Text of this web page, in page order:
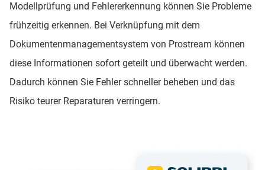
Modellprüfung und Fehlererkennung können Sie Probleme
frühzeitig erkennen. Bei Verknüpfung mit dem
Dokumentenmanagementsystem von Prostream können
diese Informationen sofort geteilt und überwacht werden.
Dadurch können Sie Fehler schneller beheben und das
Risiko teurer Reparaturen verringern.